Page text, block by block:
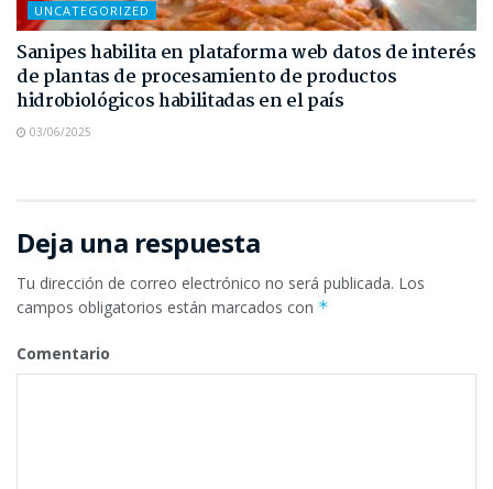
UNCATEGORIZED
Sanipes habilita en plataforma web datos de interés
de plantas de procesamiento de productos
hidrobiológicos habilitadas en el país
03/06/2025
Deja una respuesta
Tu dirección de correo electrónico no será publicada. Los
campos obligatorios están marcados con *
Comentario